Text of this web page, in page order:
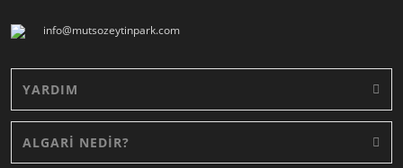
info@mutsozeytinpark.com
YARDIM
ALGARİ NEDİR?